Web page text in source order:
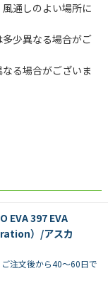
通しのよい場所に
少異なる場合がご
る場合がございま
EVA 397 EVA
）/アスカ
ご注文後から40～60日で